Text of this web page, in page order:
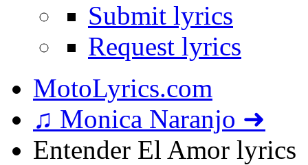
Submit lyrics
Request lyrics
MotoLyrics.com
♫ Monica Naranjo ➜
Entender El Amor lyrics